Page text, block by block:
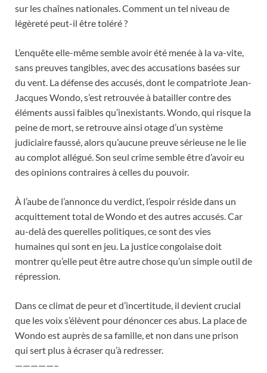
sur les chaînes nationales. Comment un tel niveau de
légèreté peut-il être toléré ?
L’enquête elle-même semble avoir été menée à la va-vite,
sans preuves tangibles, avec des accusations basées sur
du vent. La défense des accusés, dont le compatriote Jean-
Jacques Wondo, s’est retrouvée à batailler contre des
éléments aussi faibles qu’inexistants. Wondo, qui risque la
peine de mort, se retrouve ainsi otage d’un système
judiciaire faussé, alors qu’aucune preuve sérieuse ne le lie
au complot allégué. Son seul crime semble être d’avoir eu
des opinions contraires à celles du pouvoir.
À l’aube de l’annonce du verdict, l’espoir réside dans un
acquittement total de Wondo et des autres accusés. Car
au-delà des querelles politiques, ce sont des vies
humaines qui sont en jeu. La justice congolaise doit
montrer qu’elle peut être autre chose qu’un simple outil de
répression.
Dans ce climat de peur et d’incertitude, il devient crucial
que les voix s’élèvent pour dénoncer ces abus. La place de
Wondo est auprès de sa famille, et non dans une prison
qui sert plus à écraser qu’à redresser.
—————–